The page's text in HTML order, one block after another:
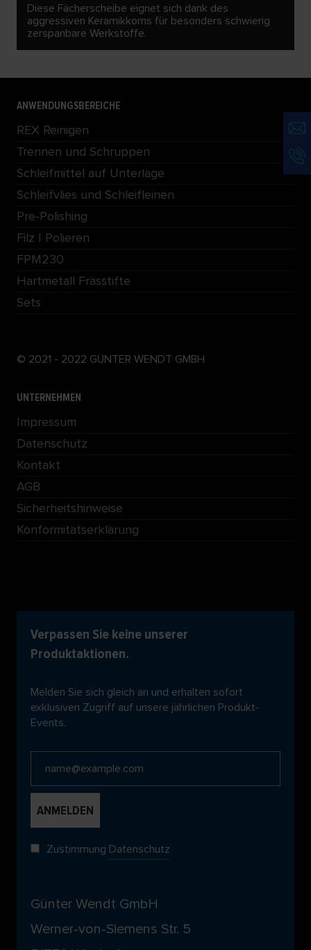
Diese Fächerscheibe eignet sich dank des
aggressiven Keramikkorns für besonders schwierig
zerspanbare Werkstoffe.
ANWENDUNGSBEREICHE
REX Reinigen
Trennen und Schruppen
Schleifmittel auf Unterlage
Schleifvlies und Schleifleinen
Pre-Polishing
Filz | Polieren
FPM230
Hartmetall Frässtifte
Sets
© 2021 - 2022 GÜNTER WENDT GMBH
UNTERNEHMEN
Impressum
Datenschutz
Kontakt
AGB
Sicherheitshinweise
Konformitätserklärung
Verpassen Sie keine unserer
Produktaktionen.
Melden Sie sich gleich an und erhalten sofort
exklusiven Zugriff auf unsere jährlichen Produkt-
Events.
Zustimmung Datenschutz
Günter Wendt GmbH
Werner-von-Siemens Str. 5